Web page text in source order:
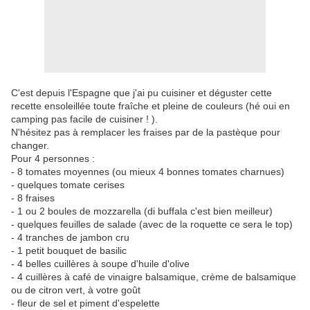
C'est depuis l'Espagne que j'ai pu cuisiner et déguster cette
recette ensoleillée toute fraîche et pleine de couleurs (hé oui en
camping pas facile de cuisiner ! ).
N'hésitez pas à remplacer les fraises par de la pastèque pour
changer.
Pour 4 personnes :
- 8 tomates moyennes (ou mieux 4 bonnes tomates charnues)
- quelques tomate cerises
- 8 fraises
- 1 ou 2 boules de mozzarella (di buffala c'est bien meilleur)
- quelques feuilles de salade (avec de la roquette ce sera le top)
- 4 tranches de jambon cru
- 1 petit bouquet de basilic
- 4 belles cuillères à soupe d'huile d'olive
- 4 cuillères à café de vinaigre balsamique, crème de balsamique
ou de citron vert, à votre goût
- fleur de sel et piment d'espelette